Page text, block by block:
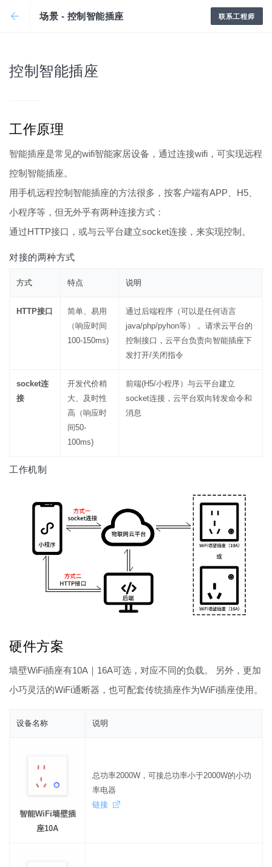
场景 - 控制智能插座 联系工程师
控制智能插座
工作原理
智能插座是常见的wifi智能家居设备，通过连接wifi，可实现远程
控制智能插座。
用手机远程控制智能插座的方法很多，按客户端有APP、H5、
小程序等，但无外乎有两种连接方式：
通过HTTP接口，或与云平台建立socket连接，来实现控制。
对接的两种方式
方式 特点 说明
HTTP接口
简单、易用
（响应时间
100-150ms)
通过后端程序（可以是任何语言
java/php/pyhon等）， 请求云平台的
控制接口，云平台负责向智能插座下
发打开/关闭指令
socket连
接
开发代价稍
大、及时性
高（响应时
间50-
100ms)
前端(H5/小程序）与云平台建立
socket连接，云平台双向转发命令和
消息
工作机制
硬件方案
墙壁WiFi插座有10A｜16A可选，对应不同的负载。 另外，更加
小巧灵活的WiFi通断器，也可配套传统插座作为WiFi插座使用。
设备名称 说明
智能WiFi墙壁插
座10A
总功率2000W，可接总功率小于2000W的小功
率电器
链接